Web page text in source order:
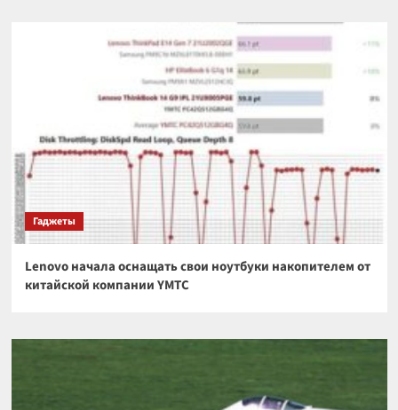
Гаджеты
Lenovo начала оснащать свои ноутбуки накопителем от
китайской компании YMTC